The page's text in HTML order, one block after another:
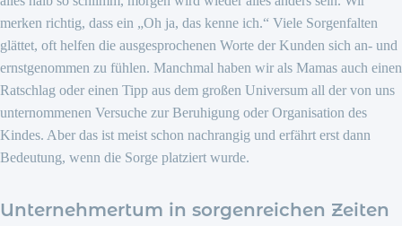
merken richtig, dass ein „Oh ja, das kenne ich.“ Viele Sorgenfalten
glättet, oft helfen die ausgesprochenen Worte der Kunden sich an- und
ernstgenommen zu fühlen. Manchmal haben wir als Mamas auch einen
Ratschlag oder einen Tipp aus dem großen Universum all der von uns
unternommenen Versuche zur Beruhigung oder Organisation des
Kindes. Aber das ist meist schon nachrangig und erfährt erst dann
Bedeutung, wenn die Sorge platziert wurde.
Unternehmertum in sorgenreichen Zeiten